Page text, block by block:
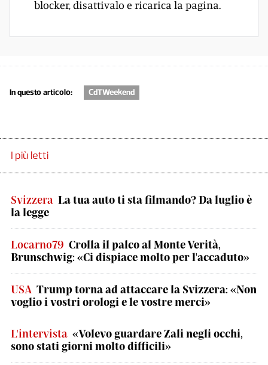
blocker, disattivalo e ricarica la pagina.
In questo articolo: CdTWeekend
I più letti
Svizzera La tua auto ti sta filmando? Da luglio è
la legge
Locarno79 Crolla il palco al Monte Verità,
Brunschwig: «Ci dispiace molto per l'accaduto»
USA Trump torna ad attaccare la Svizzera: «Non
voglio i vostri orologi e le vostre merci»
L'intervista «Volevo guardare Zali negli occhi,
sono stati giorni molto difficili»